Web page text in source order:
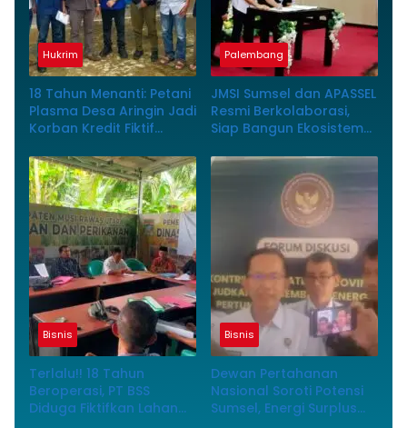
Hukrim
18 Tahun Menanti: Petani
Plasma Desa Aringin Jadi
Korban Kredit Fiktif
Palembang
JMSI Sumsel dan APASSEL
Resmi Berkolaborasi,
Siap Bangun Ekosistem
Profesional
Bisnis
Terlalu!! 18 Tahun
Beroperasi, PT BSS
Diduga Fiktifkan Lahan
Bisnis
Dewan Pertahanan
Nasional Soroti Potensi
Sumsel, Energi Surplus